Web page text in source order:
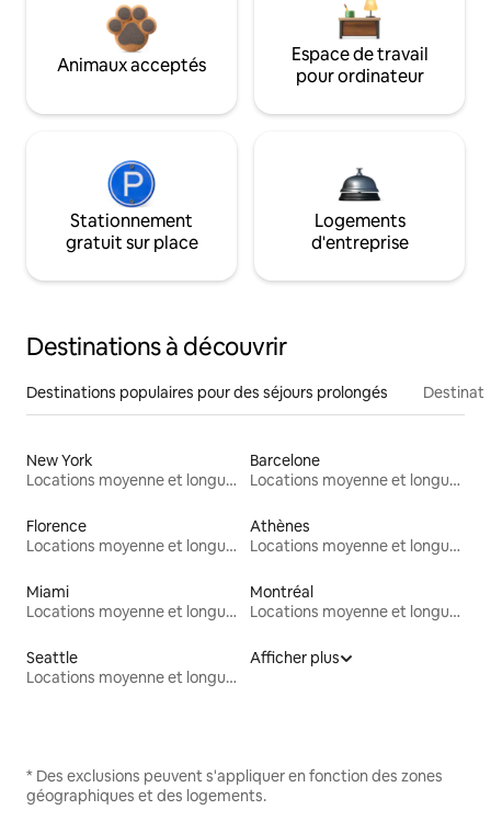
Animaux acceptés
Espace de travail
pour ordinateur
Stationnement
gratuit sur place
Logements
d'entreprise
Destinations à découvrir
Destinations populaires pour des séjours prolongés
New York
Locations moyenne et longue durée
Barcelone
Locations moyenne et longue durée
Florence
Locations moyenne et longue durée
Athènes
Locations moyenne et longue durée
Miami
Locations moyenne et longue durée
Montréal
Locations moyenne et longue durée
Seattle
Locations moyenne et longue durée
Afficher plus
* Des exclusions peuvent s'appliquer en fonction des zones
géographiques et des logements.